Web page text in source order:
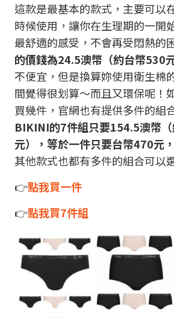
這款是最基本的款式，主要可以
時候使用，讓你在生理期的一開
最舒適的感受，不會再受悶熱的
的價錢為24.5澳幣（約台幣530元
不便宜，但是換算妳使用衛生棉
間覺得很划算～而且又環保呢！
買幾件，官網也有提供多件的組
BIKINI的7件組只要154.5澳幣
元），等於一件只要台幣470元
其他款式也都有多件的組合可以
👉點我買一件
👉點我買7件組